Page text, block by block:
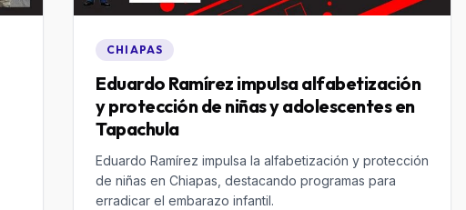
CHIAPAS
Eduardo Ramírez impulsa alfabetización
y protección de niñas y adolescentes en
Tapachula
Eduardo Ramírez impulsa la alfabetización y protección
de niñas en Chiapas, destacando programas para
erradicar el embarazo infantil.